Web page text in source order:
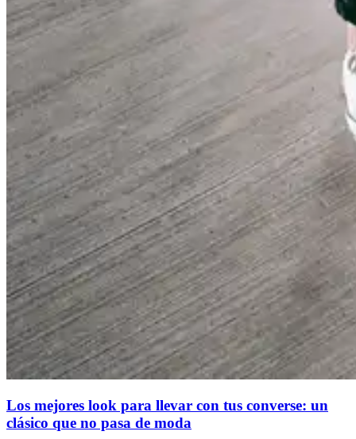
Los mejores look para llevar con tus converse: un
clásico que no pasa de moda